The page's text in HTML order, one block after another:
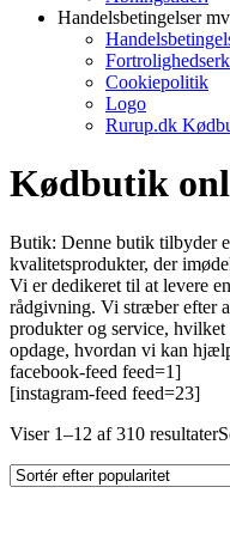
Handelsbetingelser
Cookiepolitik
Logo
Rurup.dk
Kødbutik
Butik: Denne butik tilbyder
kvalitetsprodukter, der
Vi er dedikeret til at levere
rådgivning. Vi stræber efter
produkter og service,
opdage, hvordan vi kan
facebook-feed feed=1]
[instagram-feed feed=23]
Viser 1–12 af 310 resultater